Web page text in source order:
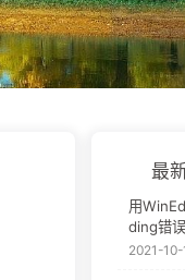
最
用
ding错误
2021-10-